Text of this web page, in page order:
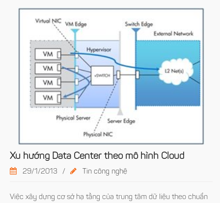
Xu hướng Data Center theo mô hình Cloud
29/1/2013 / Tin công nghệ
Việc xây dựng cơ sở hạ tầng của trung tâm dữ liệu theo chuẩn